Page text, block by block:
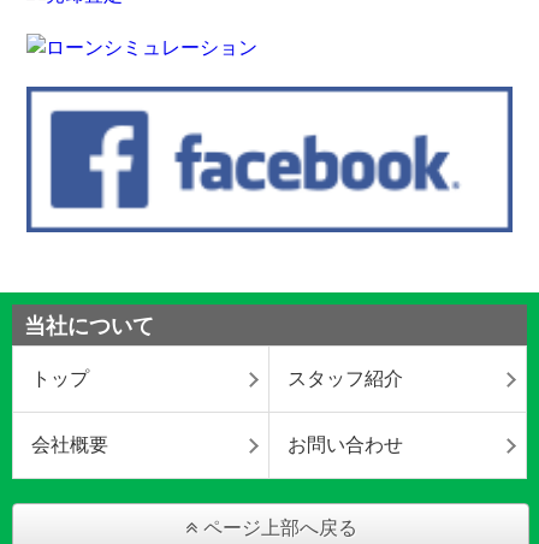
当社について
トップ スタッフ紹介
会社概要 お問い合わせ
ページ上部へ戻る